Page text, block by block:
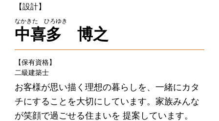
【設計】
なかきた ひろゆき
中喜多 博之
【保有資格】
二級建築士
お客様が思い描く理想の暮らしを、一緒にカタ
チにすることを大切にしています。家族みんな
が笑顔で過ごせる住まいを 提案しています。